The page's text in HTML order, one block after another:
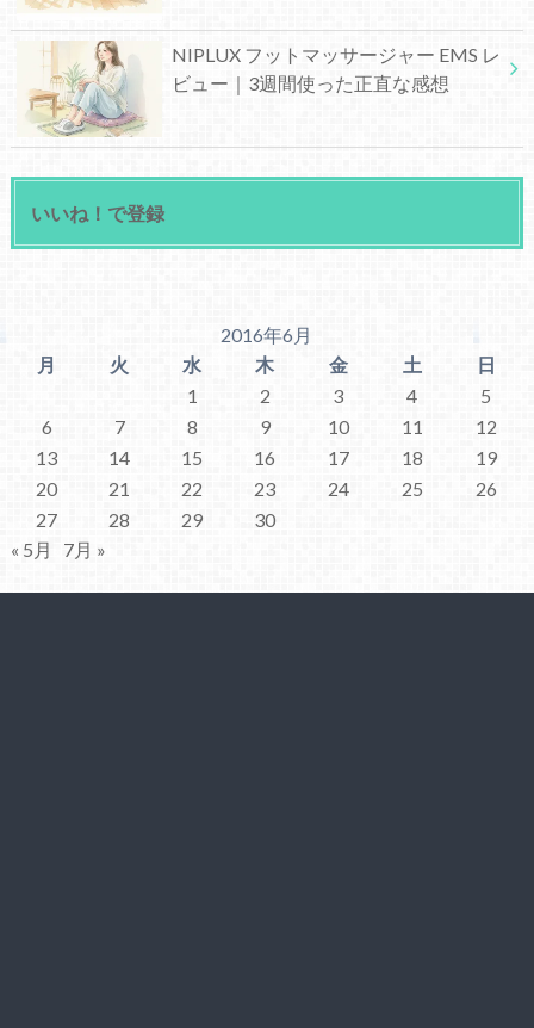
NIPLUX フットマッサージャー EMS レ
ビュー｜3週間使った正直な感想
いいね！で登録
2016年6月
月
火 水 木 金 土
日
1
2 3 4
5
6
7 8 9 10 11
12
13
14 15 16 17 18
19
20
21 22 23 24 25
26
27
28 29
30
« 5月
7月 »